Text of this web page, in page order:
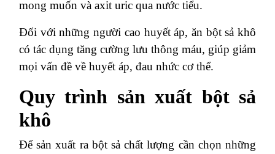
mong muốn và axit uric qua nước tiểu.
Đối với những người cao huyết áp, ăn bột sả khô
có tác dụng tăng cường lưu thông máu, giúp giảm
mọi vấn đề về huyết áp, đau nhức cơ thể.
Quy trình sản xuất bột sả
khô
Để sản xuất ra bột sả chất lượng cần chọn những